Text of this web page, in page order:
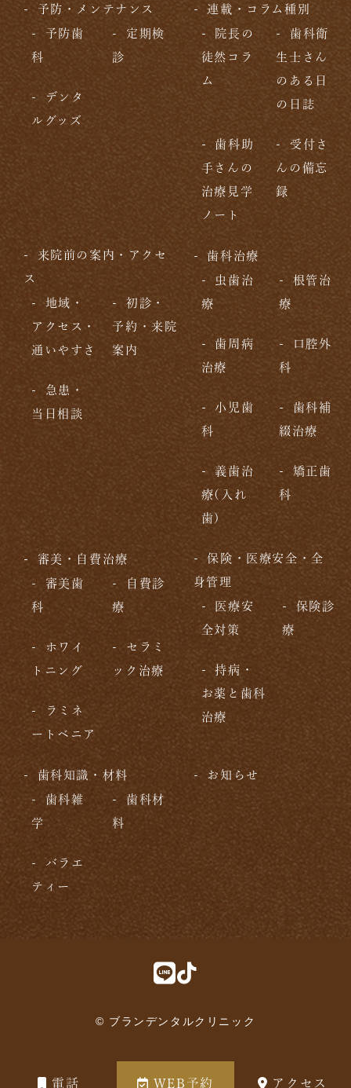
電話 WEB予約 アクセス
予防・メンテナンス
予防歯
科
定期検
診
デンタ
ルグッズ
連載・コラム種別
院長の
徒然コラ
ム
歯科衛
生士さん
のある日
の日誌
歯科助
手さんの
治療見学
ノート
受付さ
んの備忘
録
来院前の案内・アクセ
ス
地域・
アクセス・
通いやすさ
初診・
予約・来院
案内
急患・
当日相談
歯科治療
虫歯治
療
根管治
療
歯周病
治療
口腔外
科
小児歯
科
歯科補
綴治療
義歯治
療(入れ
歯)
矯正歯
科
審美・自費治療
審美歯
科
自費診
療
ホワイ
トニング
セラミ
ック治療
ラミネ
ートベニア
保険・医療安全・全
身管理
医療安
全対策
保険診
療
持病・
お薬と歯科
治療
歯科知識・材料
歯科雑
学
歯科材
料
バラエ
ティー
お知らせ
© ブランデンタルクリニック